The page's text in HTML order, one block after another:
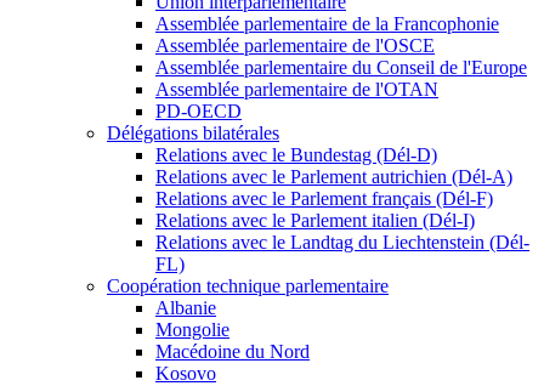
Assemblée parlementaire de la Francophonie
Assemblée parlementaire de l'OSCE
Assemblée parlementaire du Conseil de l'Europe
Assemblée parlementaire de l'OTAN
PD-OECD
Délégations bilatérales
Relations avec le Bundestag (Dél-D)
Relations avec le Parlement autrichien (Dél-A)
Relations avec le Parlement français (Dél-F)
Relations avec le Parlement italien (Dél-I)
Relations avec le Landtag du Liechtenstein (Dél-
FL)
Coopération technique parlementaire
Albanie
Mongolie
Macédoine du Nord
Kosovo